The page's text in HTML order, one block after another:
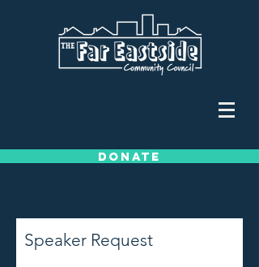
DONATE
Speaker Request